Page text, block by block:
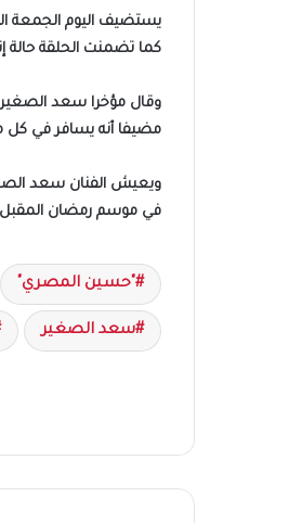
يستضيف اليوم الجمعة
كما تضمنت الحلقة حالة
وقال مؤخرا سعد الصغير
مضيفا أنه يسافر في
ويعيش الفنان سعد
في موسم رمضان المقبل،
"حسين المصري"
سعد الصغير